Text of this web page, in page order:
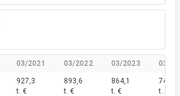
03/2021 03/2022 03/2023 03/
927,3
t. €
893,6
t. €
864,1
t. €
744,4
t. €